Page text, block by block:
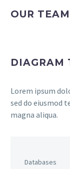
OUR TEAM
DIAGRAM
Lorem ipsum
sed do eiusmod
magna aliqua.
Databases